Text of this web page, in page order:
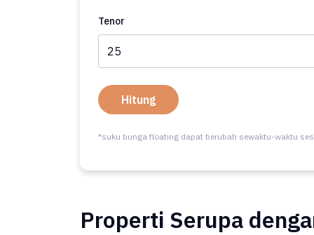
Tenor
Hitung
*suku bunga floating dapat berubah sewaktu-waktu
Properti Serupa